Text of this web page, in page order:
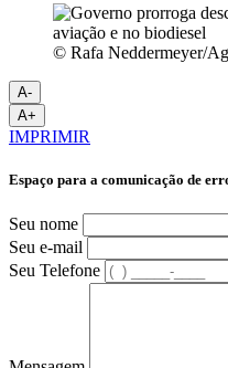
© Rafa Neddermeyer/
A-
A+
IMPRIMIR
Espaço para a comunicação de
Seu nome
Seu e-mail
Seu Telefone